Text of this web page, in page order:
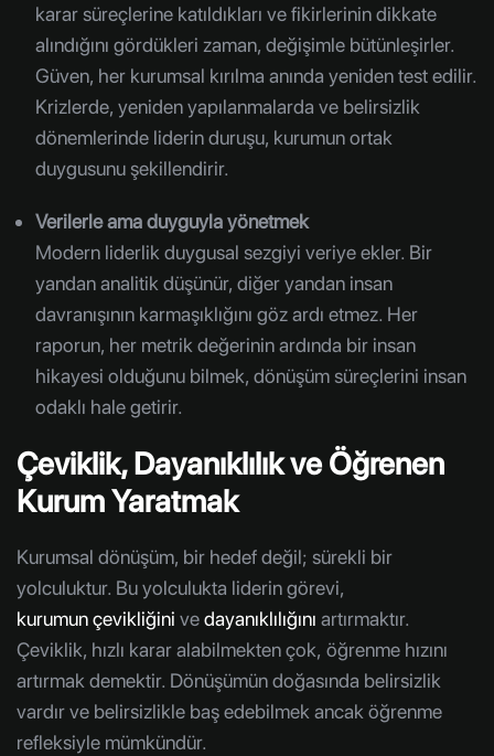
karar süreçlerine katıldıkları ve fikirlerinin dikkate
alındığını gördükleri zaman, değişimle bütünleşirler.
Güven, her kurumsal kırılma anında yeniden test edilir.
Krizlerde, yeniden yapılanmalarda ve belirsizlik
dönemlerinde liderin duruşu, kurumun ortak
duygusunu şekillendirir.
Verilerle ama duyguyla yönetmek
Modern liderlik duygusal sezgiyi veriye ekler. Bir
yandan analitik düşünür, diğer yandan insan
davranışının karmaşıklığını göz ardı etmez. Her
raporun, her metrik değerinin ardında bir insan
hikayesi olduğunu bilmek, dönüşüm süreçlerini insan
odaklı hale getirir.
Çeviklik, Dayanıklılık ve Öğrenen
Kurum Yaratmak
Kurumsal dönüşüm, bir hedef değil; sürekli bir
yolculuktur. Bu yolculukta liderin görevi,
kurumun çevikliğini vedayanıklılığını artırmaktır.
Çeviklik, hızlı karar alabilmekten çok, öğrenme hızını
artırmak demektir. Dönüşümün doğasında belirsizlik
vardır ve belirsizlikle baş edebilmek ancak öğrenme
refleksiyle mümkündür.